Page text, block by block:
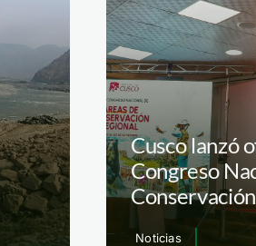
Cusco lanzó
Congreso
Noticias